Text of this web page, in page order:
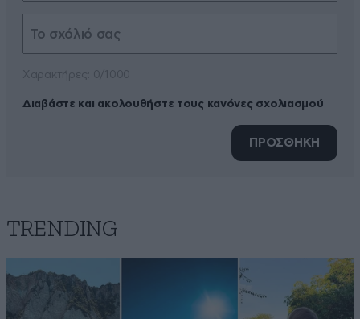
Διαβάστε και ακολουθήστε τους κανόνες σχολιασμού
ΠΡΟΣΘΗΚΗ
TRENDING